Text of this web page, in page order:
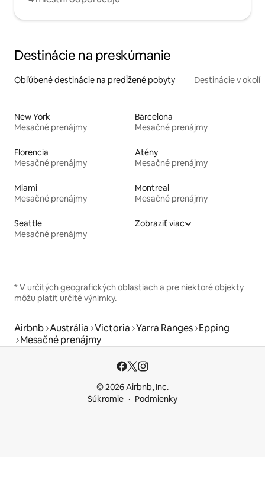
Destinácie na preskúmanie
Obľúbené destinácie na predĺžené pobyty Destinácie v okolí
New York
Mesačné prenájmy
Barcelona
Mesačné prenájmy
Florencia
Mesačné prenájmy
Atény
Mesačné prenájmy
Miami
Mesačné prenájmy
Montreal
Mesačné prenájmy
Seattle
Mesačné prenájmy
Zobraziť viac
* V určitých geografických oblastiach a pre niektoré objekty
môžu platiť určité výnimky.
Airbnb Austrália Victoria Yarra Ranges Epping
Mesačné prenájmy
© 2026 Airbnb, Inc.
Súkromie
Podmienky